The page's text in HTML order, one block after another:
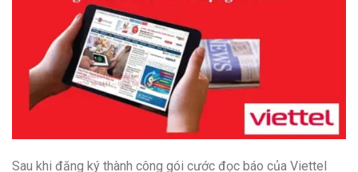
Sau khi đăng ký thành công gói cước đọc báo của Viettel